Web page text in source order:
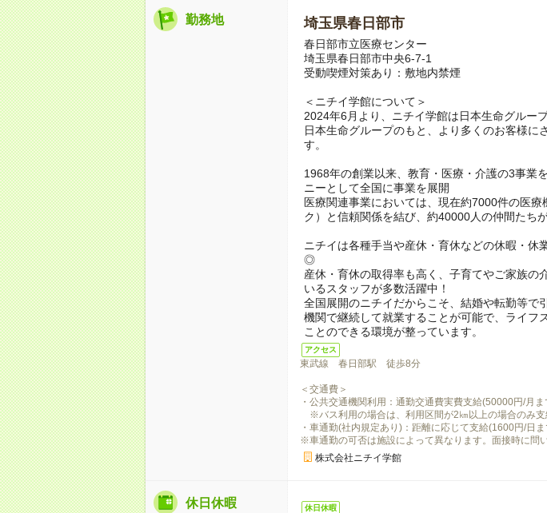
勤務地 埼玉県春日部市
春日部市立医療センター
埼玉県春日部市中央6-7-1
受動喫煙対策あり：敷地内禁煙
＜ニチイ学館について＞
2024年6月より、ニチイ学館は日本生命グルー
日本生命グループのもと、より多くのお客様に
す。
1968年の創業以来、教育・医療・介護の3事業
ニーとして全国に事業を展開
医療関連事業においては、現在約7000件の医療
ク）と信頼関係を結び、約40000人の仲間たち
ニチイは各種手当や産休・育休などの休暇・休
◎
産休・育休の取得率も高く、子育てやご家族の
いるスタッフが多数活躍中！
全国展開のニチイだからこそ、結婚や転勤等で
機関で継続して就業することが可能で、ライフ
ことのできる環境が整っています。
アクセス
東武線 春日部駅 徒歩8分
＜交通費＞
・公共交通機関利用：通勤交通費実費支給(50000円/月ま
※バス利用の場合は、利用区間が2㎞以上の場合のみ支
・車通勤(社内規定あり)：距離に応じて支給(1600円/日ま
※車通勤の可否は施設によって異なります。面接時に問
株式会社ニチイ学館
休日休暇 休日休暇